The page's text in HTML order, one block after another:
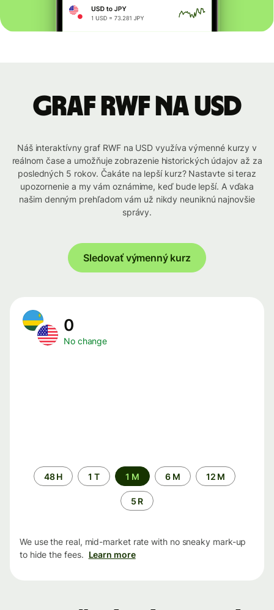
graf RWF na USD
Náš interaktívny graf RWF na USD využíva výmenné kurzy v
reálnom čase a umožňuje zobrazenie historických údajov až za
posledných 5 rokov. Čakáte na lepší kurz? Nastavte si teraz
upozornenie a my vám oznámime, keď bude lepší. A vďaka
našim denným prehľadom vám už nikdy neuniknú najnovšie
správy.
Sledovať výmenný kurz
0
No change
Time
period
48 H 1 T 1 M 6 M 12 M
5 R
We use the real, mid-market rate with no sneaky mark-up
to hide the fees. Learn more